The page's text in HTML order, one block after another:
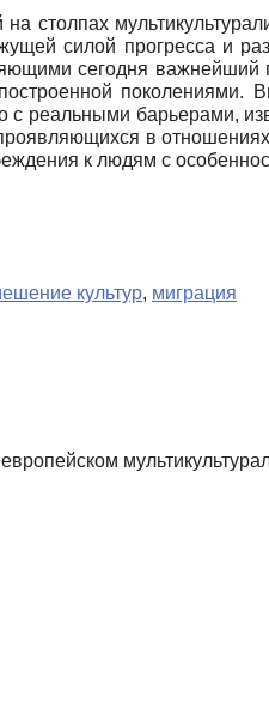
столпах
силой прогресса и
сегодня
поколениями.
реальными барьерами,
в
к людям с
культур, миграция